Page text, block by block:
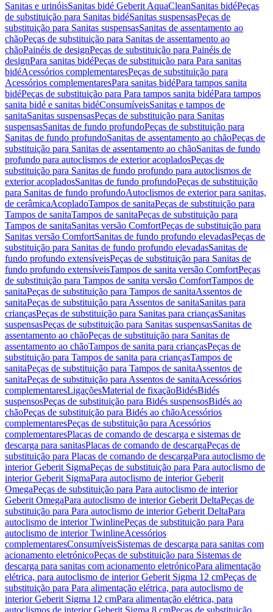
Sanitas e urinóisSanitas bidé Geberit AquaCleanSanitas bidéPeças
de substituição para Sanitas bidéSanitas suspensasPeças de
substituição para Sanitas suspensasSanitas de assentamento ao
chãoPeças de substituição para Sanitas de assentamento ao
chãoPainéis de designPeças de substituição para Painéis de
designPara sanitas bidéPeças de substituição para Para sanitas
bidéAcessórios complementaresPeças de substituição para
Acessórios complementaresPara sanitas bidéPara tampos sanita
bidéPeças de substituição para Para tampos sanita bidéPara tampos
sanita bidé e sanitas bidéConsumíveisSanitas e tampos de
sanitaSanitas suspensasPeças de substituição para Sanitas
suspensasSanitas de fundo profundoPeças de substituição para
Sanitas de fundo profundoSanitas de assentamento ao chãoPeças de
substituição para Sanitas de assentamento ao chãoSanitas de fundo
profundo para autoclismos de exterior acopladosPeças de
substituição para Sanitas de fundo profundo para autoclismos de
exterior acopladosSanitas de fundo profundoPeças de substituição
para Sanitas de fundo profundoAutoclismos de exterior para sanitas,
de cerâmicaAcopladoTampos de sanitaPeças de substituição para
Tampos de sanitaTampos de sanitaPeças de substituição para
Tampos de sanitaSanitas versão ComfortPeças de substituição para
Sanitas versão ComfortSanitas de fundo profundo elevadasPeças de
substituição para Sanitas de fundo profundo elevadasSanitas de
fundo profundo extensíveisPeças de substituição para Sanitas de
fundo profundo extensíveisTampos de sanita versão ComfortPeças
de substituição para Tampos de sanita versão ComfortTampos de
sanitaPeças de substituição para Tampos de sanitaAssentos de
sanitaPeças de substituição para Assentos de sanitaSanitas para
criançasPeças de substituição para Sanitas para criançasSanitas
suspensasPeças de substituição para Sanitas suspensasSanitas de
assentamento ao chãoPeças de substituição para Sanitas de
assentamento ao chãoTampos de sanita para criançasPeças de
substituição para Tampos de sanita para criançasTampos de
sanitaPeças de substituição para Tampos de sanitaAssentos de
sanitaPeças de substituição para Assentos de sanitaAcessórios
complementaresLigaçõesMaterial de fixaçãoBidésBidés
suspensosPeças de substituição para Bidés suspensosBidés ao
chãoPeças de substituição para Bidés ao chãoAcessórios
complementaresPeças de substituição para Acessórios
complementaresPlacas de comando de descarga e sistemas de
descarga para sanitasPlacas de comando de descargaPeças de
substituição para Placas de comando de descargaPara autoclismo de
interior Geberit SigmaPeças de substituição para Para autoclismo de
interior Geberit SigmaPara autoclismo de interior Geberit
OmegaPeças de substituição para Para autoclismo de interior
Geberit OmegaPara autoclismo de interior Geberit DeltaPeças de
substituição para Para autoclismo de interior Geberit DeltaPara
autoclismo de interior TwinlinePeças de substituição para Para
autoclismo de interior TwinlineAcessórios
complementaresConsumíveisSistemas de descarga para sanitas com
acionamento eletrónicoPeças de substituição para Sistemas de
descarga para sanitas com acionamento eletrónicoPara alimentação
elétrica, para autoclismo de interior Geberit Sigma 12 cmPeças de
substituição para Para alimentação elétrica, para autoclismo de
interior Geberit Sigma 12 cmPara alimentação elétrica, para
autoclismos de interior Geberit Sigma 8 cmPeças de substituição